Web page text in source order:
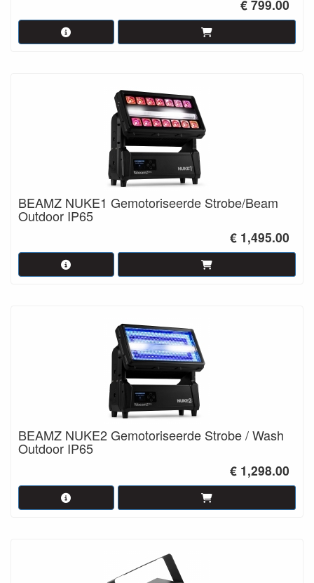
€ 799.00
BEAMZ NUKE1 Gemotoriseerde Strobe/Beam
Outdoor IP65
€ 1,495.00
BEAMZ NUKE2 Gemotoriseerde Strobe / Wash
Outdoor IP65
€ 1,298.00